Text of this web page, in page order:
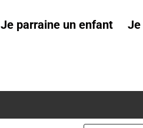
Je parraine un enfant Je